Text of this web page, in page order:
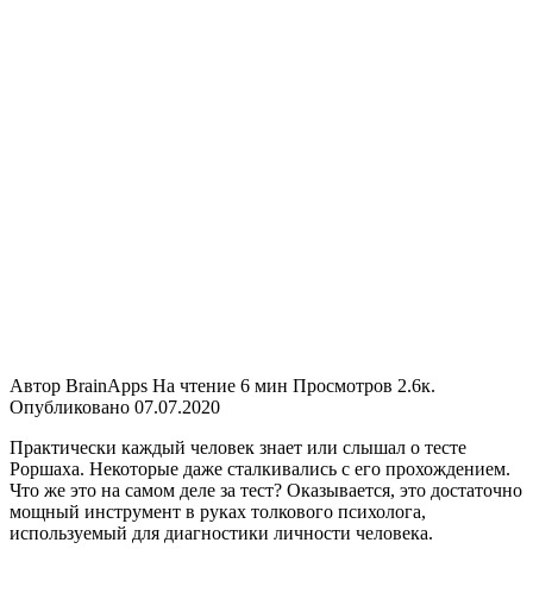
Автор BrainApps На чтение 6 мин Просмотров 2.6к.
Опубликовано 07.07.2020
Практически каждый человек знает или слышал о тесте
Роршаха. Некоторые даже сталкивались с его прохождением.
Что же это на самом деле за тест? Оказывается, это достаточно
мощный инструмент в руках толкового психолога,
используемый для диагностики личности человека.